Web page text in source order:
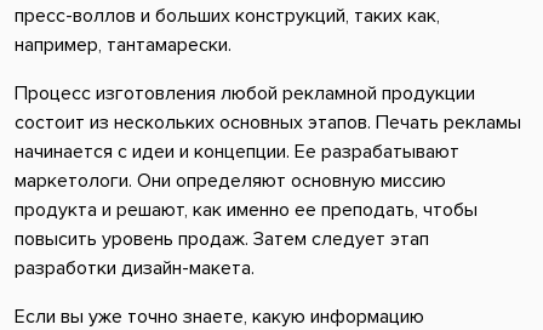
пресс-воллов и больших конструкций, таких как,
например, тантамарески.
Процесс изготовления любой рекламной продукции
состоит из нескольких основных этапов. Печать рекламы
начинается с идеи и концепции. Ее разрабатывают
маркетологи. Они определяют основную миссию
продукта и решают, как именно ее преподать, чтобы
повысить уровень продаж. Затем следует этап
разработки дизайн-макета.
Если вы уже точно знаете, какую информацию